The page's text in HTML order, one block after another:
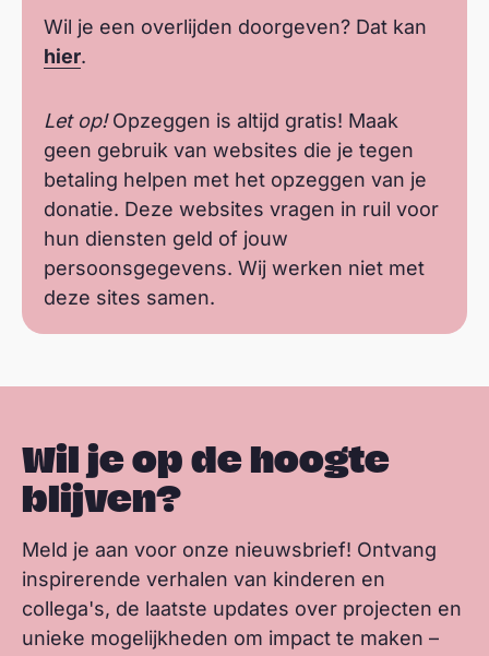
Wil je een overlijden doorgeven? Dat kan
hier.
Let op!Opzeggen is altijd gratis! Maak
geen gebruik van websites die je tegen
betaling helpen met het opzeggen van je
donatie. Deze websites vragen in ruil voor
hun diensten geld of jouw
persoonsgegevens. Wij werken niet met
deze sites samen.
Wil je op de hoogte
blijven?
Meld je aan voor onze nieuwsbrief! Ontvang
inspirerende verhalen van kinderen en
collega's, de laatste updates over projecten en
unieke mogelijkheden om impact te maken –